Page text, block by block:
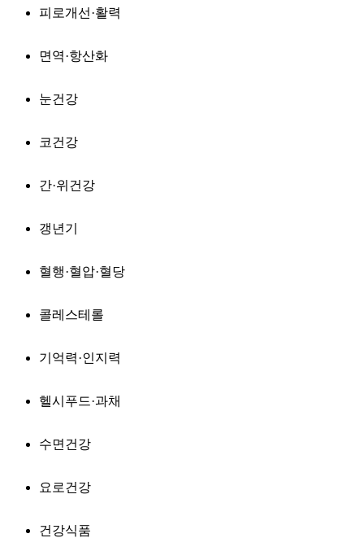
피로개선·활력
면역·항산화
눈건강
코건강
간·위건강
갱년기
혈행·혈압·혈당
콜레스테롤
기억력·인지력
헬시푸드·과채
수면건강
요로건강
건강식품